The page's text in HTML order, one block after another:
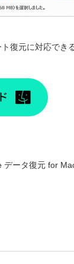
復元に対応でき
データ復元 for